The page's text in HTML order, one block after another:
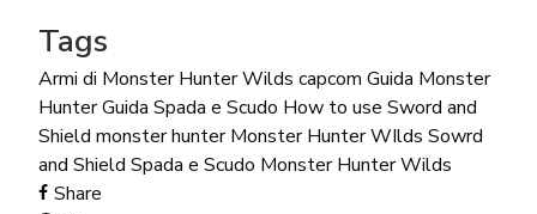
Tags
Armi di Monster Hunter Wilds capcom Guida Monster
HunterGuida Spada e Scudo How to use Sword and
Shield monster hunter Monster Hunter WIlds Sowrd
and Shield Spada e Scudo Monster Hunter Wilds
Share